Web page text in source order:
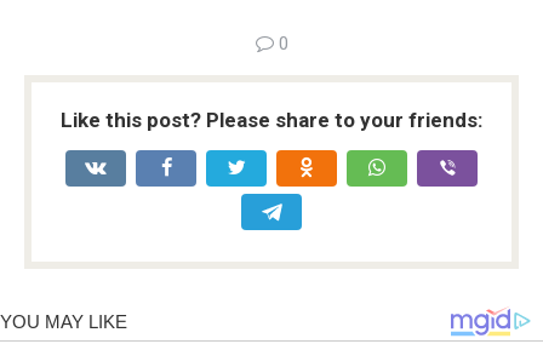
0
Like this post? Please share to your friends: